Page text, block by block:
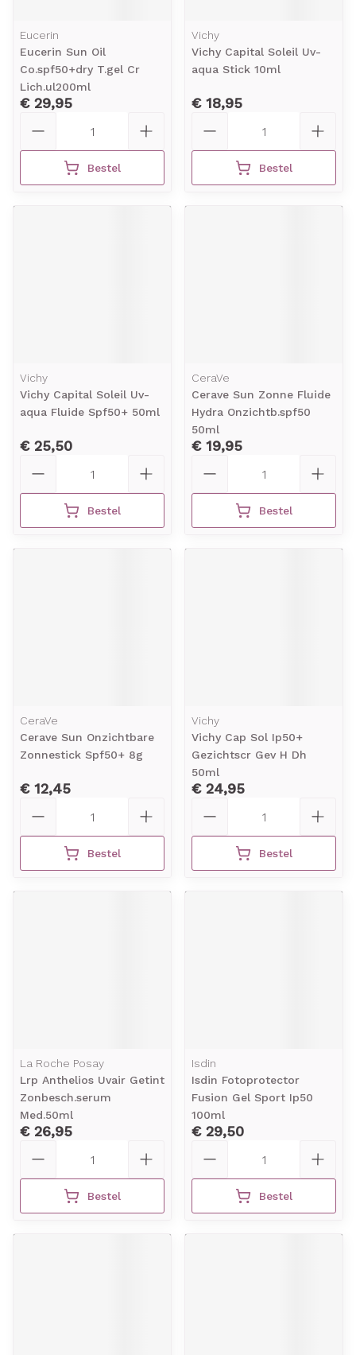
Eucerin
Eucerin Sun Oil
Co.spf50+dry T.gel Cr
Lich.ul200ml
€ 29,95
Bestel
Vichy
Vichy Capital Soleil Uv-
aqua Stick 10ml
€ 18,95
Bestel
Vichy
Vichy Capital Soleil Uv-
aqua Fluide Spf50+ 50ml
€ 25,50
Bestel
CeraVe
Cerave Sun Zonne Fluide
Hydra Onzichtb.spf50
50ml
€ 19,95
Bestel
CeraVe
Cerave Sun Onzichtbare
Zonnestick Spf50+ 8g
€ 12,45
Bestel
Vichy
Vichy Cap Sol Ip50+
Gezichtscr Gev H Dh
50ml
€ 24,95
Bestel
La Roche Posay
Lrp Anthelios Uvair Getint
Zonbesch.serum
Med.50ml
€ 26,95
Bestel
Isdin
Isdin Fotoprotector
Fusion Gel Sport Ip50
100ml
€ 29,50
Bestel